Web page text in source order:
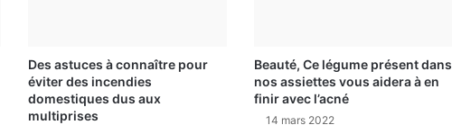
Des astuces à connaître pour
éviter des incendies
domestiques dus aux
multiprises
Beauté, Ce légume présent dans
nos assiettes vous aidera à en
finir avec l’acné
14 mars 2022